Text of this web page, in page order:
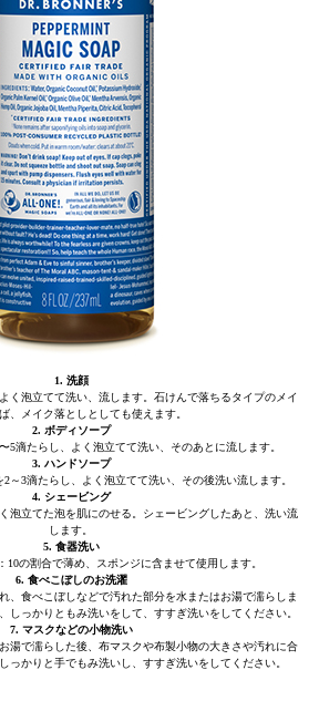
1. 洗顔
く泡立てて洗い、流します。石けんで落ちるタイプのメイ
、メイク落としとしても使えます。
2. ボディソープ
5滴たらし、よく泡立てて洗い、そのあとに流します。
3. ハンドソープ
～3滴たらし、よく泡立てて洗い、その後洗い流します。
4. シェービング
泡立てた泡を肌にのせる。シェービングしたあと、洗い流
します。
5. 食器洗い
10の割合で薄め、スポンジに含ませて使用します。
6. 食べこぼしのお洗濯
、食べこぼしなどで汚れた部分を水またはお湯で濡らしま
しっかりともみ洗いをして、すすぎ洗いをしてください。
7. マスクなどの小物洗い
湯で濡らした後、布マスクや布製小物の大きさや汚れに合
っかりと手でもみ洗いし、すすぎ洗いをしてください。